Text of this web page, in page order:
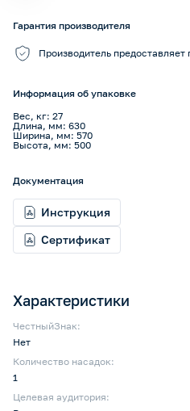
Характеристики
ЧестныйЗнак:
Нет
Количество насадок:
1
Целевая аудитория:
Гарантия производителя
Производитель предоставляет
Информация об упаковке
Вес, кг: 27
Длина, мм: 630
Ширина, мм: 570
Высота, мм: 500
Документация
Инструкция
Сертификат